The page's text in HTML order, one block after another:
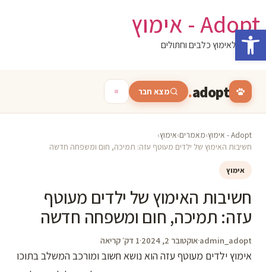
פתח סרגל נגישות
לתוכן
Adopt - אימוץ
המגזין לאימוץ כלבים וחתולים
adopt
. מצא חבר
Adopt - אימוץ ›מאמרים›אימוץ›
חשיבות האימוץ של ילדים מעוטף עזה: תמיכה, חום ומשפחה חדשה
אימוץ
חשיבות האימוץ של ילדים מעוטף
עזה: תמיכה, חום ומשפחה חדשה
admin_adopt
·אוקטובר 2, 2024 ·1 דק׳ קריאה
אימוץ ילדים מעוטף עזה הוא נושא חשוב ומורכב המשלב בתוכו